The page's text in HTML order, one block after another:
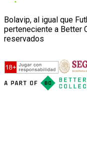
Bolavip, al igual que
perteneciente a Better
reservados